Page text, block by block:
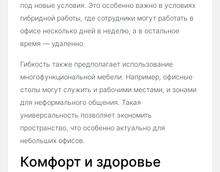
под новые условия. Это особенно важно в условиях
гибридной работы, где сотрудники могут работать в
офисе несколько дней в неделю, а в остальное
время — удаленно.
Гибкость также предполагает использование
многофункциональной мебели. Например, офисные
столы могут служить и рабочими местами, и зонами
для неформального общения. Такая
универсальность позволяет экономить
пространство, что особенно актуально для
небольших офисов.
Комфорт и здоровье